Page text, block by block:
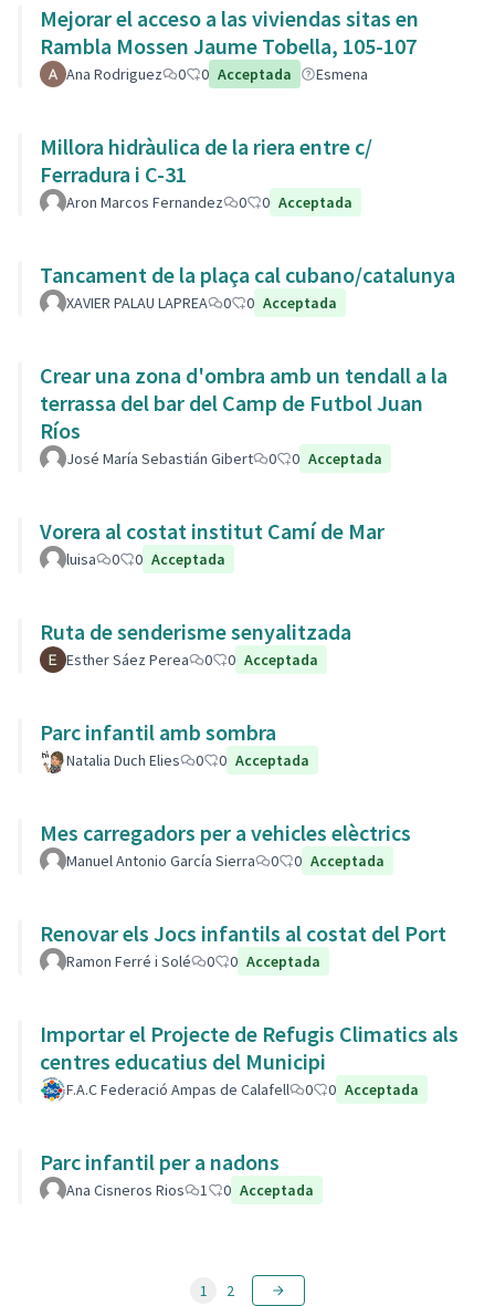
Mejorar el acceso a las viviendas sitas en
Rambla Mossen Jaume Tobella, 105-107
Ana Rodriguez 0 0 Acceptada Esmena
Millora hidràulica de la riera entre c/
Ferradura i C-31
Aron Marcos Fernandez 0 0 Acceptada
Tancament de la plaça cal cubano/catalunya
XAVIER PALAU LAPREA 0 0 Acceptada
Crear una zona d'ombra amb un tendall a la
terrassa del bar del Camp de Futbol Juan
Ríos
José María Sebastián Gibert 0 0 Acceptada
Vorera al costat institut Camí de Mar
luisa 0 0 Acceptada
Ruta de senderisme senyalitzada
Esther Sáez Perea 0 0 Acceptada
Parc infantil amb sombra
Natalia Duch Elies 0 0 Acceptada
Mes carregadors per a vehicles elèctrics
Manuel Antonio García Sierra 0 0 Acceptada
Renovar els Jocs infantils al costat del Port
Ramon Ferré i Solé 0 0 Acceptada
Importar el Projecte de Refugis Climatics als
centres educatius del Municipi
F.A.C Federació Ampas de Calafell 0 0 Acceptada
Parc infantil per a nadons
Ana Cisneros Rios 1 0 Acceptada
1 2